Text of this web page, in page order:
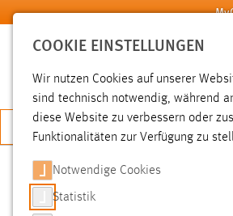
Zum Hauptinhalt springen
JETZT BEWERBEN
SUCHE
COOKIE EINSTELLUNGEN
Wir nutzen Cookies auf unserer
sind technisch notwendig, während
diese Website zu verbessern oder
Funktionalitäten zur Verfügung zu
Notwendige Cookies
Statistik